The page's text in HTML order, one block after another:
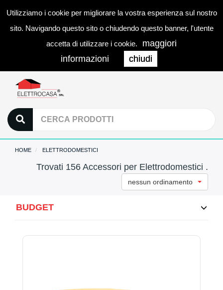
Utilizziamo i cookie per migliorare la vostra esperienza sul nostro
sito. Navigando questo sito o chiudendo questo banner, l'utente
accetta di utilizzare i cookie.
maggiori
informazioni
chiudi
0
HOME ELETTRODOMESTICI
Trovati 156 Accessori per Elettrodomestici .
nessun ordinamento
BUDGET